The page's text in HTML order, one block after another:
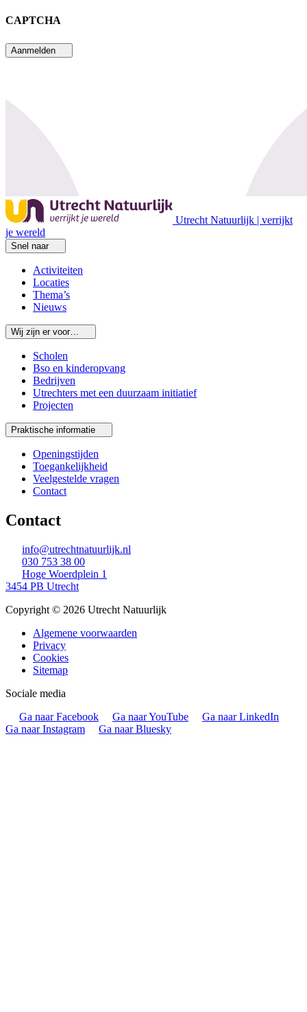
CAPTCHA
Aanmelden
Utrecht Natuurlijk | verrijkt
je wereld
Snel naar
Activiteiten
Locaties
Thema’s
Nieuws
Wij zijn er voor…
Scholen
Bso en kinderopvang
Bedrijven
Utrechters met een duurzaam initiatief
Projecten
Praktische informatie
Openingstijden
Toegankelijkheid
Veelgestelde vragen
Contact
Contact
info@utrechtnatuurlijk.nl
030 753 38 00
Hoge Woerdplein 1
3454 PB Utrecht
Copyright © 2026 Utrecht Natuurlijk
Algemene voorwaarden
Privacy
Cookies
Sitemap
Sociale media
Ga naar Facebook
Ga naar YouTube
Ga naar LinkedIn
Ga naar Instagram
Ga naar Bluesky